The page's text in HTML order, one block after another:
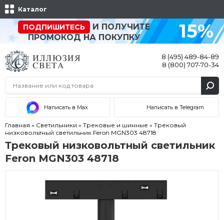
Каталог
ПОДПИШИТЕСЬ
И ПОЛУЧИТЕ
ПРОМОКОД НА ПОКУПКУ
15%
8 (495) 489-84-89
8 (800) 707-70-34
Написать в Max Написать в Telegram
Главная » Светильники » Трековые и шинные » Трековый
низковольтный светильник Feron MGN303 48718
Трековый низковольтный светильник
Feron MGN303 48718